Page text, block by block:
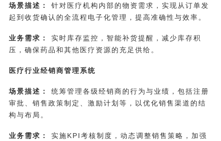
场景描述：
针对医疗机构内部的物资需求，实现从订单发
起到收货确认的全流程电子化管理，提高准确性与效率。
业务需求： 实时库存监控，智能补货提醒，减少库存积
压，确保药品和其他医疗资源的充足供给。
医疗行业经销商管理系统
场景描述：
统筹管理各级经销商的行为与业绩，包括注册
审批、销售政策制定、激励计划等，以优化销售渠道的结
构与布局。
业务需求：
实施KPI考核制度，动态调整销售策略，加强